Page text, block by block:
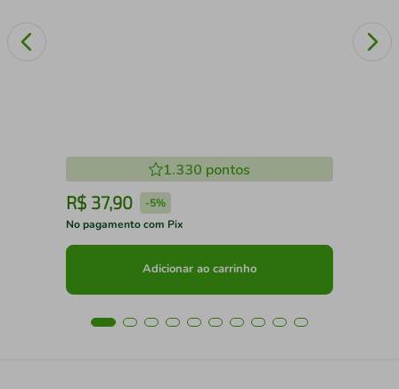
1.330 pontos
R$ 37,90 -5%
No pagamento com Pix
Adicionar ao carrinho